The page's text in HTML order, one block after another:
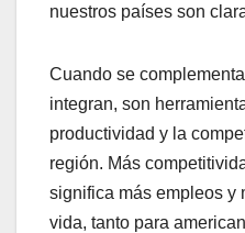
nuestros países son
Cuando se
integran, son
productividad y la
región. Más
significa más empleos y
vida, tanto para